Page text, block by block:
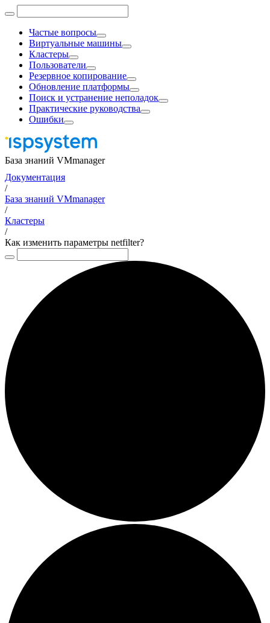
Частые вопросы
Виртуальные машины
Кластеры
Пользователи
Резервное копирование
Обновление платформы
Поиск и устранение неполадок
Практические руководства
Ошибки
База знаний VMmanager
Документация
/
База знаний VMmanager
/
Кластеры
/
Как изменить параметры netfilter?